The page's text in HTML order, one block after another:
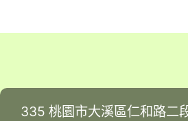
335 桃園市大溪區仁和路二